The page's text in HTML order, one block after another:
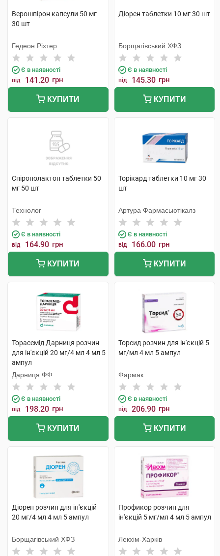
Верошпірон капсули 50 мг
30 шт
Гедеон Ріхтер
Є в наявності
від 141.20 грн
КУПИТИ
Діорен таблетки 10 мг 30 шт
Борщагівський ХФЗ
Є в наявності
від 145.30 грн
КУПИТИ
Спіронолактон таблетки 50
мг 50 шт
Технолог
Є в наявності
від 164.90 грн
КУПИТИ
Торікард таблетки 10 мг 30
шт
Артура Фармасьютікалз
Є в наявності
від 166.00 грн
КУПИТИ
Торасемід Дарниця розчин
для ін'єкцій 20 мг/4 мл 4 мл 5
ампул
Дарниця ФФ
Є в наявності
від 198.20 грн
КУПИТИ
Торсид розчин для ін'єкцій 5
мг/мл 4 мл 5 ампул
Фармак
Є в наявності
від 206.90 грн
КУПИТИ
Діорен розчин для ін'єкцій
20 мг/4 мл 4 мл 5 ампул
Борщагівський ХФЗ
Профикор розчин для
ін'єкцій 5 мг/мл 4 мл 5 ампул
Лекхім-Харків